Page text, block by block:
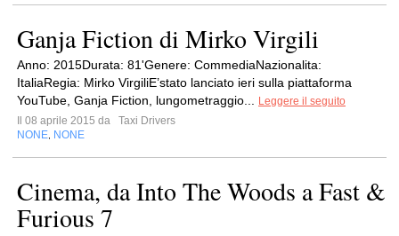
Ganja Fiction di Mirko Virgili
Anno: 2015Durata: 81'Genere: CommediaNazionalita:
ItaliaRegia: Mirko VirgiliE’stato lanciato ieri sulla piattaforma
YouTube, Ganja Fiction, lungometraggio...
Leggere il seguito
Il 08 aprile 2015 da
Taxi Drivers
NONE NONE
Cinema, da Into The Woods a Fast &
Furious 7